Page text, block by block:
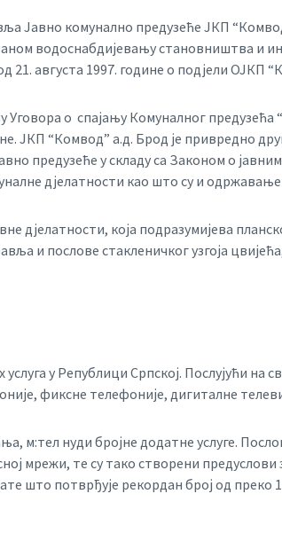
Јавно комунално предузеће ЈКП
водоснабдијевању становништва и
августа 1997. године о подјели ОЈКП
о спајању Комуналног предузећа
ЈКП “Комвод” а.д. Брод је привредно
предузеће у складу са Законом о
дјелатности као што су и
дјелатности, која подразумијева
и послове стакленичког узгоја
у Републици Српској. Послујући на
фиксне телефоније, дигиталне
м:тел нуди бројне додатне услуге.
мрежи, те су тако створени
што потврђује рекордан број од преко